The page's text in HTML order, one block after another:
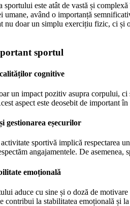
sportului este atât de vastă și
umane, având o importanță
nu doar un simplu exercițiu fizic, ci
sportul
cognitive
un impact pozitiv asupra corpului, ci
aspect este deosebit de important
gestionarea eșecurilor
sportivă implică respectarea
angajamentele. De
emoțională
aduce cu sine și o doză de
contribui la stabilitatea emoțională și